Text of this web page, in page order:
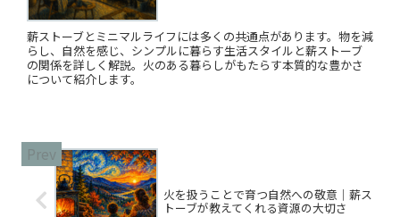
薪ストーブとミニマルライフには多くの共通点があります。物を減
らし、自然を感じ、シンプルに暮らす生活スタイルと薪ストーブ
の関係を詳しく解説。火のある暮らしがもたらす本質的な豊かさ
について紹介します。
火を扱うことで育つ自然への敬意｜薪ス
トーブが教えてくれる資源の大切さ